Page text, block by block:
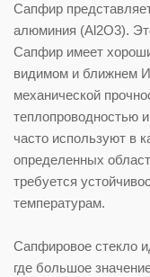
Сапфир
алюминия (Al2O3).
Сапфир имеет
видимом и ближнем
механической
теплопроводностью
часто используют в
определенных
требуется
температурам.
Сапфировое стекло
где большое